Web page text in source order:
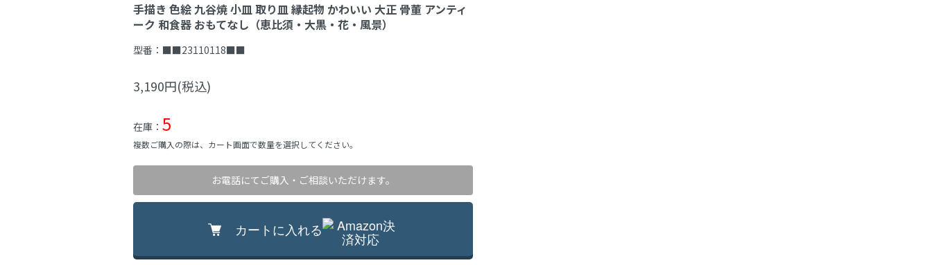
手描き 色絵 九谷焼 小皿 取り皿 縁起物 かわいい 大正 骨董 アンティ
ーク 和食器 おもてなし（恵比須・大黒・花・風景）
型番： ■■23110118■■
3,190円(税込)
在庫： 5
複数ご購入の際は、カート画面で数量を選択してください。
お電話にてご購入・ご相談いただけます。
カートに入れる